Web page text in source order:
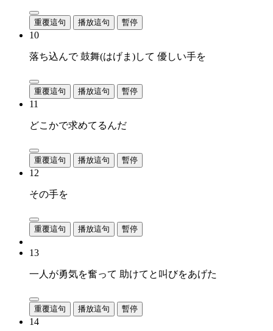
重覆這句 播放這句 暫停
10
落ち込んで 鼓舞(はげま)して 優しい手を
重覆這句 播放這句 暫停
11
どこかで求めてるんだ
重覆這句 播放這句 暫停
12
その手を
重覆這句 播放這句 暫停
13
一人が勇気を奮って 助けてと叫びをあげた
重覆這句 播放這句 暫停
14